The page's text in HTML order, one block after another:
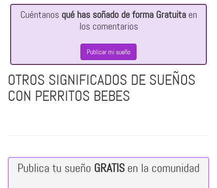
Cuéntanos qué has soñado de forma Gratuitaen
los comentarios
Publicar mi sueño
OTROS SIGNIFICADOS DE SUEÑOS
CON PERRITOS BEBES
Publica tu sueño GRATISen la comunidad